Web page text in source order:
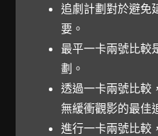
追劇計劃對於避免
要。
最平一卡兩號比較
劃。
透過一卡兩號比較
無緩衝觀影的最佳
進行一卡兩號比較